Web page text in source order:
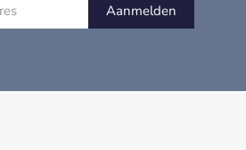
Aanmelden